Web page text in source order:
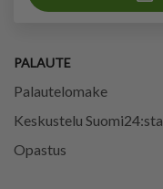
PALAUTE
Palautelomake
Keskustelu Suomi24:sta
Opastus